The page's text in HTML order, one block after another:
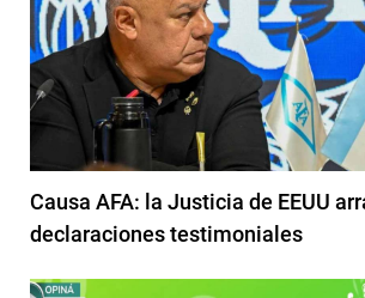
Causa AFA: la Justicia de EEUU
declaraciones testimoniales